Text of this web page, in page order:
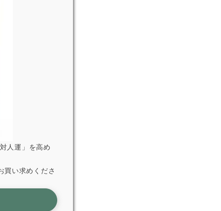
人運」を高め
買い求めくださ